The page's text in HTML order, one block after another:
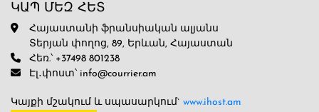
ԿԱՊ ՄԵԶ ՀԵՏ
Հայաստանի ֆրանսիական ալյանս
Տերյան փողոց, 89, Երևան, Հայաստան
Հեռ.՝ +37498 801238
Էլ․փոստ՝ info@courrier.am
Կայքի մշակում և սպասարկում` www.ihost.am